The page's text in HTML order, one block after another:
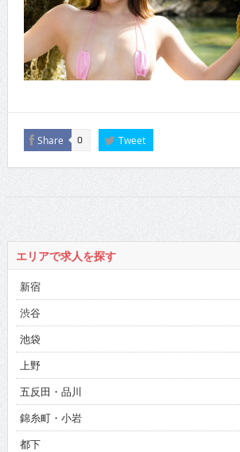
Share 0 Tweet
エリアで求人を探す
新宿
渋谷
池袋
上野
五反田・品川
錦糸町・小岩
都下